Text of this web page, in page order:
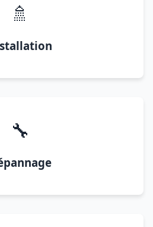
🚿
🔧